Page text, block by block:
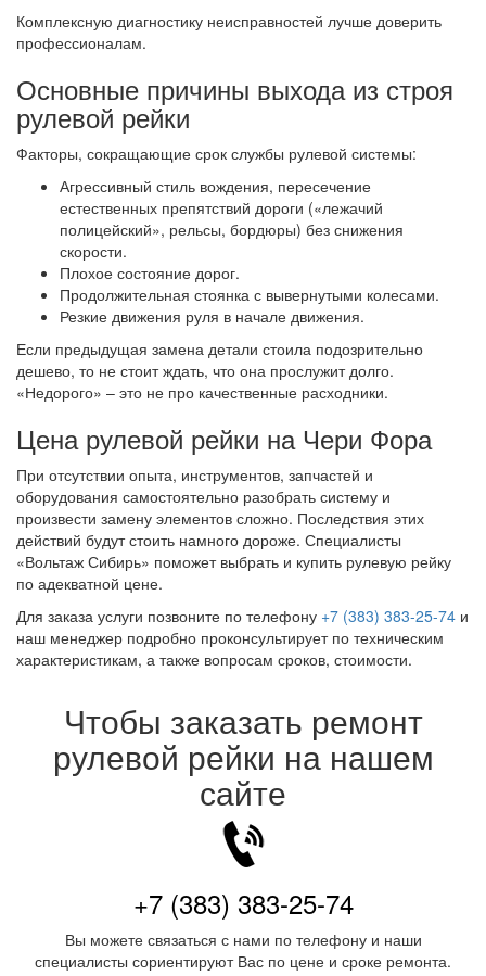
Комплексную диагностику неисправностей лучше доверить
профессионалам.
Основные причины выхода из строя
рулевой рейки
Факторы, сокращающие срок службы рулевой системы:
Агрессивный стиль вождения, пересечение
естественных препятствий дороги («лежачий
полицейский», рельсы, бордюры) без снижения
скорости.
Плохое состояние дорог.
Продолжительная стоянка с вывернутыми колесами.
Резкие движения руля в начале движения.
Если предыдущая замена детали стоила подозрительно
дешево, то не стоит ждать, что она прослужит долго.
«Недорого» – это не про качественные расходники.
Цена рулевой рейки на Чери Фора
При отсутствии опыта, инструментов, запчастей и
оборудования самостоятельно разобрать систему и
произвести замену элементов сложно. Последствия этих
действий будут стоить намного дороже. Специалисты
«Вольтаж Сибирь» поможет выбрать и купить рулевую рейку
по адекватной цене.
Для заказа услуги позвоните по телефону +7 (383) 383-25-74 и
наш менеджер подробно проконсультирует по техническим
характеристикам, а также вопросам сроков, стоимости.
Чтобы заказать ремонт
рулевой рейки на нашем
сайте
+7 (383) 383-25-74
Вы можете связаться с нами по телефону и наши
специалисты сориентируют Вас по цене и сроке ремонта.